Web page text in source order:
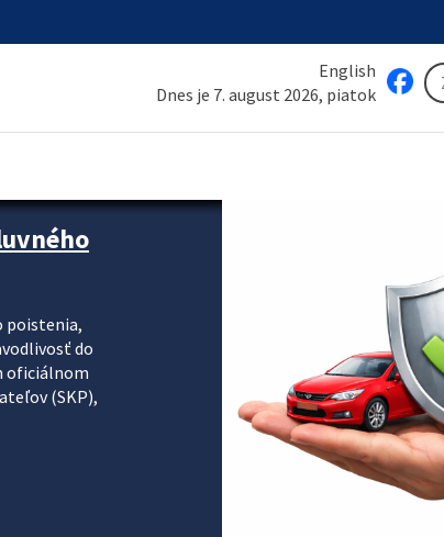
English
Dnes je 7. august 2026, piatok
poistenia,
do
oficiálnom
(SKP),